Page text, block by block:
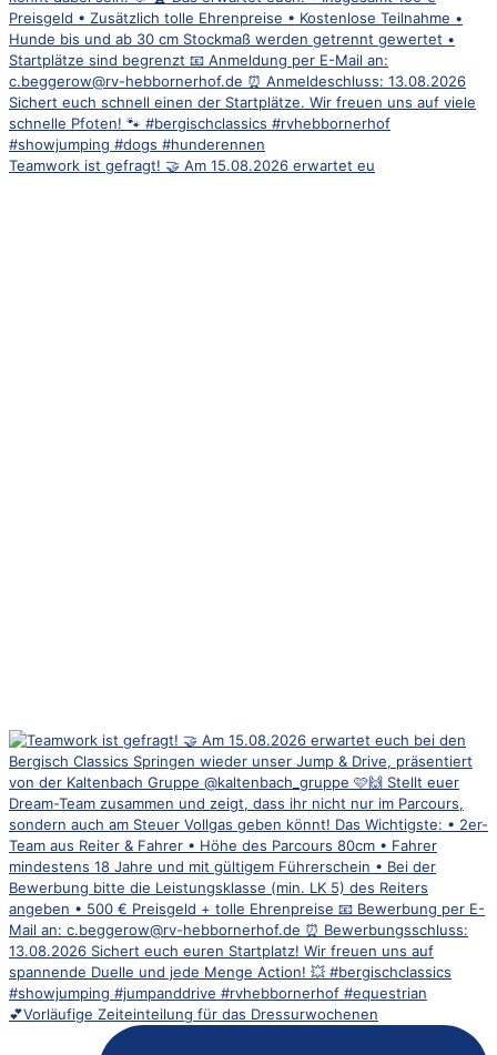
Teamwork ist gefragt! 🤝 Am 15.08.2026 erwartet eu
💕Vorläufige Zeiteinteilung für das Dressurwochenen